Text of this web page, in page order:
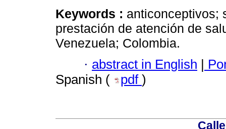
Keywords : anticonceptivos;
prestación de atención de
Venezuela; Colombia.
· abstract in English
Spanish (
pdf )